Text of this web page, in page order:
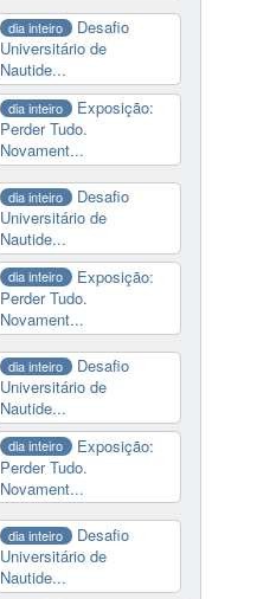
dia inteiro
Desafio
Universitário de
Nautide...
dia inteiro
Exposição:
Perder Tudo.
Novament...
dia inteiro
Desafio
Universitário de
Nautide...
dia inteiro
Exposição:
Perder Tudo.
Novament...
dia inteiro
Desafio
Universitário de
Nautide...
dia inteiro
Exposição:
Perder Tudo.
Novament...
dia inteiro
Desafio
Universitário de
Nautide...